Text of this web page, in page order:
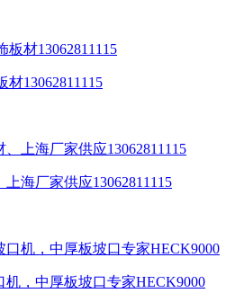
材13062811115
海厂家供应13062811115
，中厚板坡口专家HECK9000